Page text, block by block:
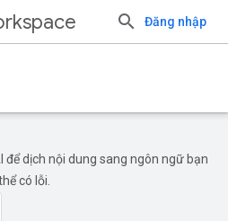
Đăng nhập
để dịch nội dung sang ngôn ngữ bạn
có lỗi.